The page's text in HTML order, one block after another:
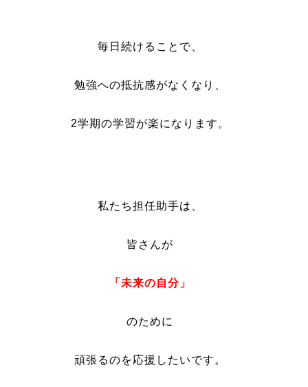
毎日続けることで、
勉強への抵抗感がなくなり、
2学期の学習が楽になります。
私たち担任助手は、
皆さんが
「未来の自分」
のために
頑張るのを応援したいです。